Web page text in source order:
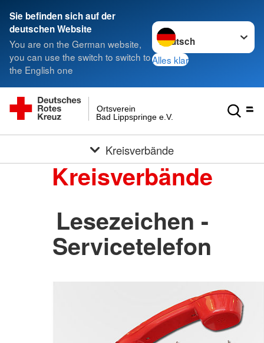
Sie befinden sich auf der
deutschen Website
You are on the German website,
you can use the switch to switch to
the English one
Sprache wechseln zu
Alles klar
Bad Lippspringe e.V.
Ortsverein
Kreisverbände
Kreisverbände
Lesezeichen -
Servicetelefon